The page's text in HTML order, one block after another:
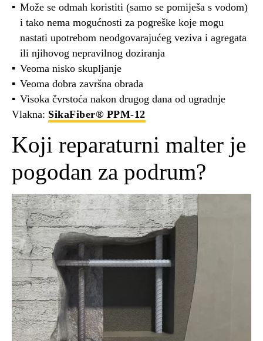
Može se odmah koristiti (samo se pomiješa s vodom)
i tako nema mogućnosti za pogreške koje mogu
nastati upotrebom neodgovarajućeg veziva i agregata
ili njihovog nepravilnog doziranja
Veoma nisko skupljanje
Veoma dobra završna obrada
Visoka čvrstoća nakon drugog dana od ugradnje
Vlakna: SikaFiber® PPM-12
Koji reparaturni malter je
pogodan za podrum?